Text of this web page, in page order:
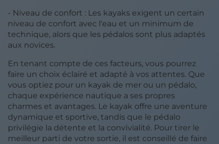
- Niveau de confort : Les kayaks exigent un certain
niveau de confort avec l'eau et un minimum de
technique, alors que les pédalos sont plus adaptés
aux novices.
En tenant compte de ces facteurs, vous pourrez
faire un choix éclairé et adapté à vos attentes. Que
vous optiez pour un kayak de mer ou un pédalo,
chaque expérience nautique a ses propres
charmes et avantages. Le kayak offre une aventure
dynamique et sportive, tandis que le pédalo
privilégie la détente et la convivialité. Pour tirer le
meilleur parti de votre sortie, il est conseillé de faire